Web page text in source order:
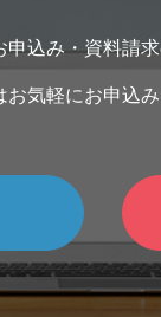
込み・資料請
お気軽にお申込み